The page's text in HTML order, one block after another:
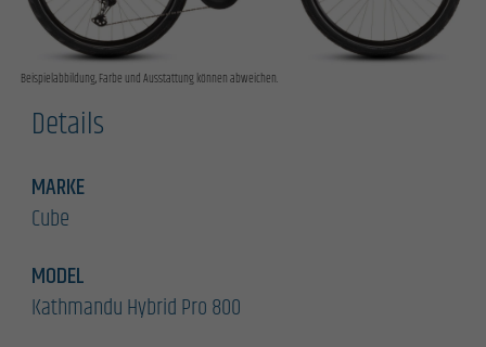
Beispielabbildung, Farbe und Ausstattung können abweichen.
Details
MARKE
Cube
MODEL
Kathmandu Hybrid Pro 800